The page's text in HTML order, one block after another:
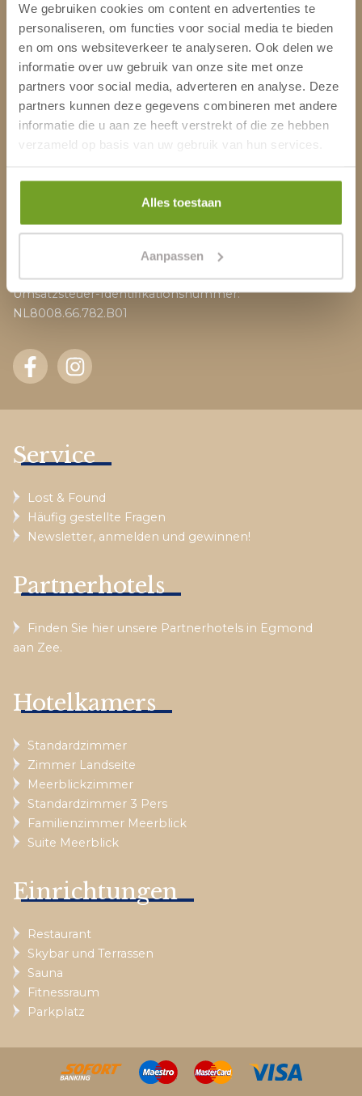
We gebruiken cookies om content en advertenties te
personaliseren, om functies voor social media te bieden
en om ons websiteverkeer te analyseren. Ook delen we
informatie over uw gebruik van onze site met onze
partners voor social media, adverteren en analyse. Deze
partners kunnen deze gegevens combineren met andere
informatie die u aan ze heeft verstrekt of die ze hebben
verzameld op basis van uw gebruik van hun services.
Alles toestaan
Aanpassen
Lage & Anfahrt
Arbeiten bei Het Hoge Duin
Adres
Rijckert Aertszweg 50
1949 BD Wijk aan Zee
mail_outline info@hethogeduin.nl
Handelskammer: 09074643
Umsatzsteuer-Identifikationsnummer:
NL8008.66.782.B01
Service
Lost & Found
Häufig gestellte Fragen
Newsletter, anmelden und gewinnen!
Partnerhotels
Finden Sie hier unsere Partnerhotels in Egmond
aan Zee.
Hotelkamers
Standardzimmer
Zimmer Landseite
Meerblickzimmer
Standardzimmer 3 Pers
Familienzimmer Meerblick
Suite Meerblick
Einrichtungen
Restaurant
Skybar und Terrassen
Sauna
Fitnessraum
Parkplatz